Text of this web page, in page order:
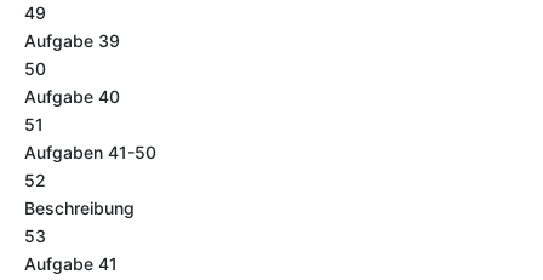
49
Aufgabe 39
50
Aufgabe 40
51
Aufgaben 41-50
52
Beschreibung
53
Aufgabe 41